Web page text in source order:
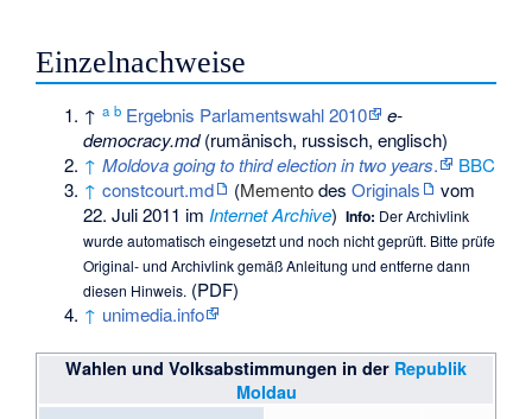
Einzelnachweise
↑a b Ergebnis Parlamentswahl 2010
e-
democracy.md(rumänisch, russisch, englisch)
↑ Moldova going to third election in two years.
BBC
↑ constcourt.md (MementodesOriginals
vom
22. Juli 2011 imInternet Archive) Info: Der Archivlink
wurde automatisch eingesetzt und noch nicht geprüft. Bitte prüfe
Original- und Archivlink gemäßAnleitung und entferne dann
diesen Hinweis. (PDF)
↑ unimedia.info
Wahlen und Volksabstimmungen in der Republik
Moldau